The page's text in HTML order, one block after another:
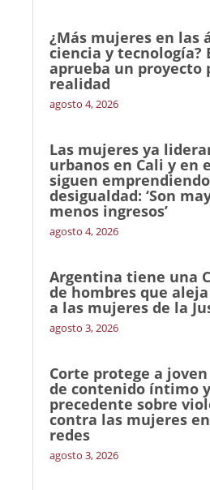
¿Más mujeres en las
ciencia y tecnología?
aprueba un proyecto
realidad
agosto 4, 2026
Las mujeres ya
urbanos en Cali y en
siguen
desigualdad: ‘Son
menos ingresos’
agosto 4, 2026
Argentina tiene una
de hombres que
a las mujeres de la
agosto 3, 2026
Corte protege a
de contenido íntimo
precedente sobre
contra las mujeres
redes
agosto 3, 2026